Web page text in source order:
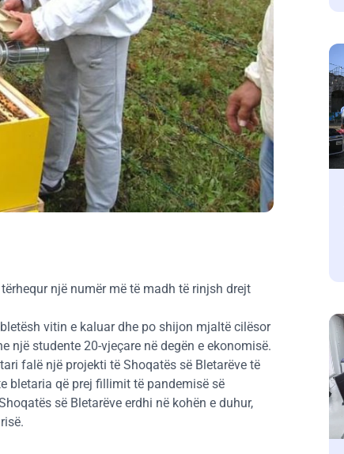
një numër më të madh të rinjsh drejt
vitin e kaluar dhe po shijon mjaltë cilësor
një studente 20-vjeçare në degën e ekonomisë.
falë një projekti të Shoqatës së Bletarëve të
bletaria që prej fillimit të pandemisë së
së Bletarëve erdhi në kohën e duhur,